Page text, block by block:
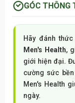
GÓC THÔNG
Hãy đánh
Men's Health,
giới hiện đại.
cường sức
Men's Health
ngày.